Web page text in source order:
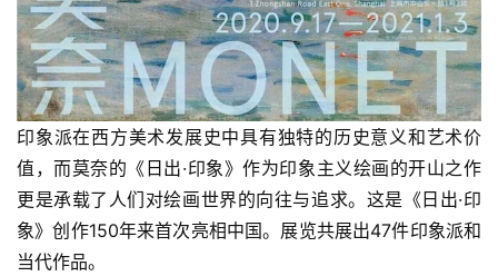
印象派在西方美术发展史中具有独特的历史意义和艺术价
值，而莫奈的《日出·印象》作为印象主义绘画的开山之作
更是承载了人们对绘画世界的向往与追求。这是《日出·印
象》创作150年来首次亮相中国。展览共展出47件印象派和
当代作品。